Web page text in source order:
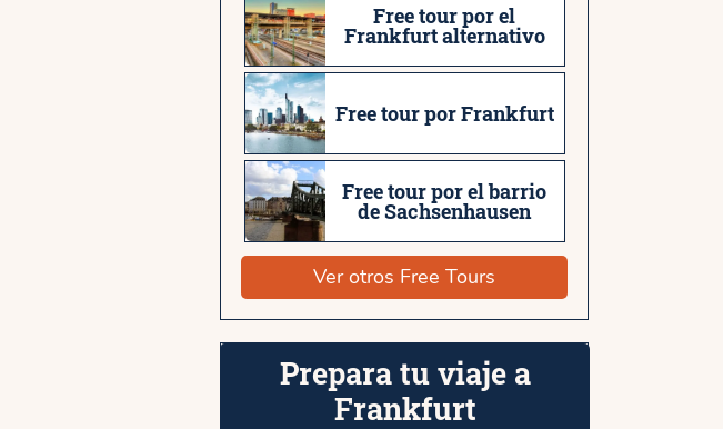
Free tour por el
Frankfurt alternativo
Free tour por Frankfurt
Free tour por el barrio
de Sachsenhausen
Ver otros Free Tours
Prepara tu viaje a
Frankfurt